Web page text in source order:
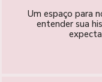
Um espaço para
entender sua